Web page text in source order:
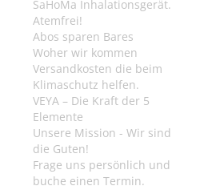
SaHoMa Inhalationsgerät.
Atemfrei!
Abos sparen Bares
Woher wir kommen
Versandkosten die beim
Klimaschutz helfen.
VEYA – Die Kraft der 5
Elemente
Unsere Mission - Wir sind
die Guten!
Frage uns persönlich und
buche einen Termin.